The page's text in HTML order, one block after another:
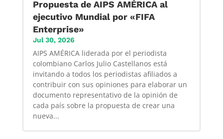
Propuesta de AIPS AMÉRICA al
ejecutivo Mundial por «FIFA
Enterprise»
Jul 30, 2026
AIPS AMÉRICA liderada por el periodista
colombiano Carlos Julio Castellanos está
invitando a todos los periodistas afiliados a
contribuir con sus opiniones para elaborar un
documento representativo de la opinión de
cada país sobre la propuesta de crear una
nueva...